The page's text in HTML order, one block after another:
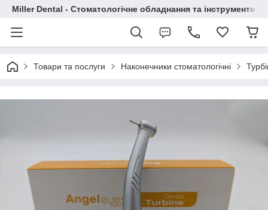
Miller Dental - Стоматологічне обладнання та інструменти
Товари та послуги Наконечники стоматологічні